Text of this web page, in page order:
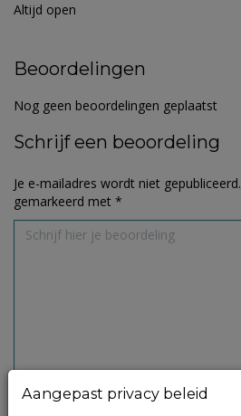
Altijd open
Beoordelingen
Nog geen beoordelingen geplaatst
Schrijf een beoordeling
Je e-mailadres wordt niet gepubliceerd.
gemarkeerd met *
Aangepast privacy beleid